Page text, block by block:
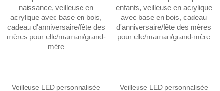
pères pour maman/papa
Veilleuse LED personnalisée
Veilleuse LED personnalisée